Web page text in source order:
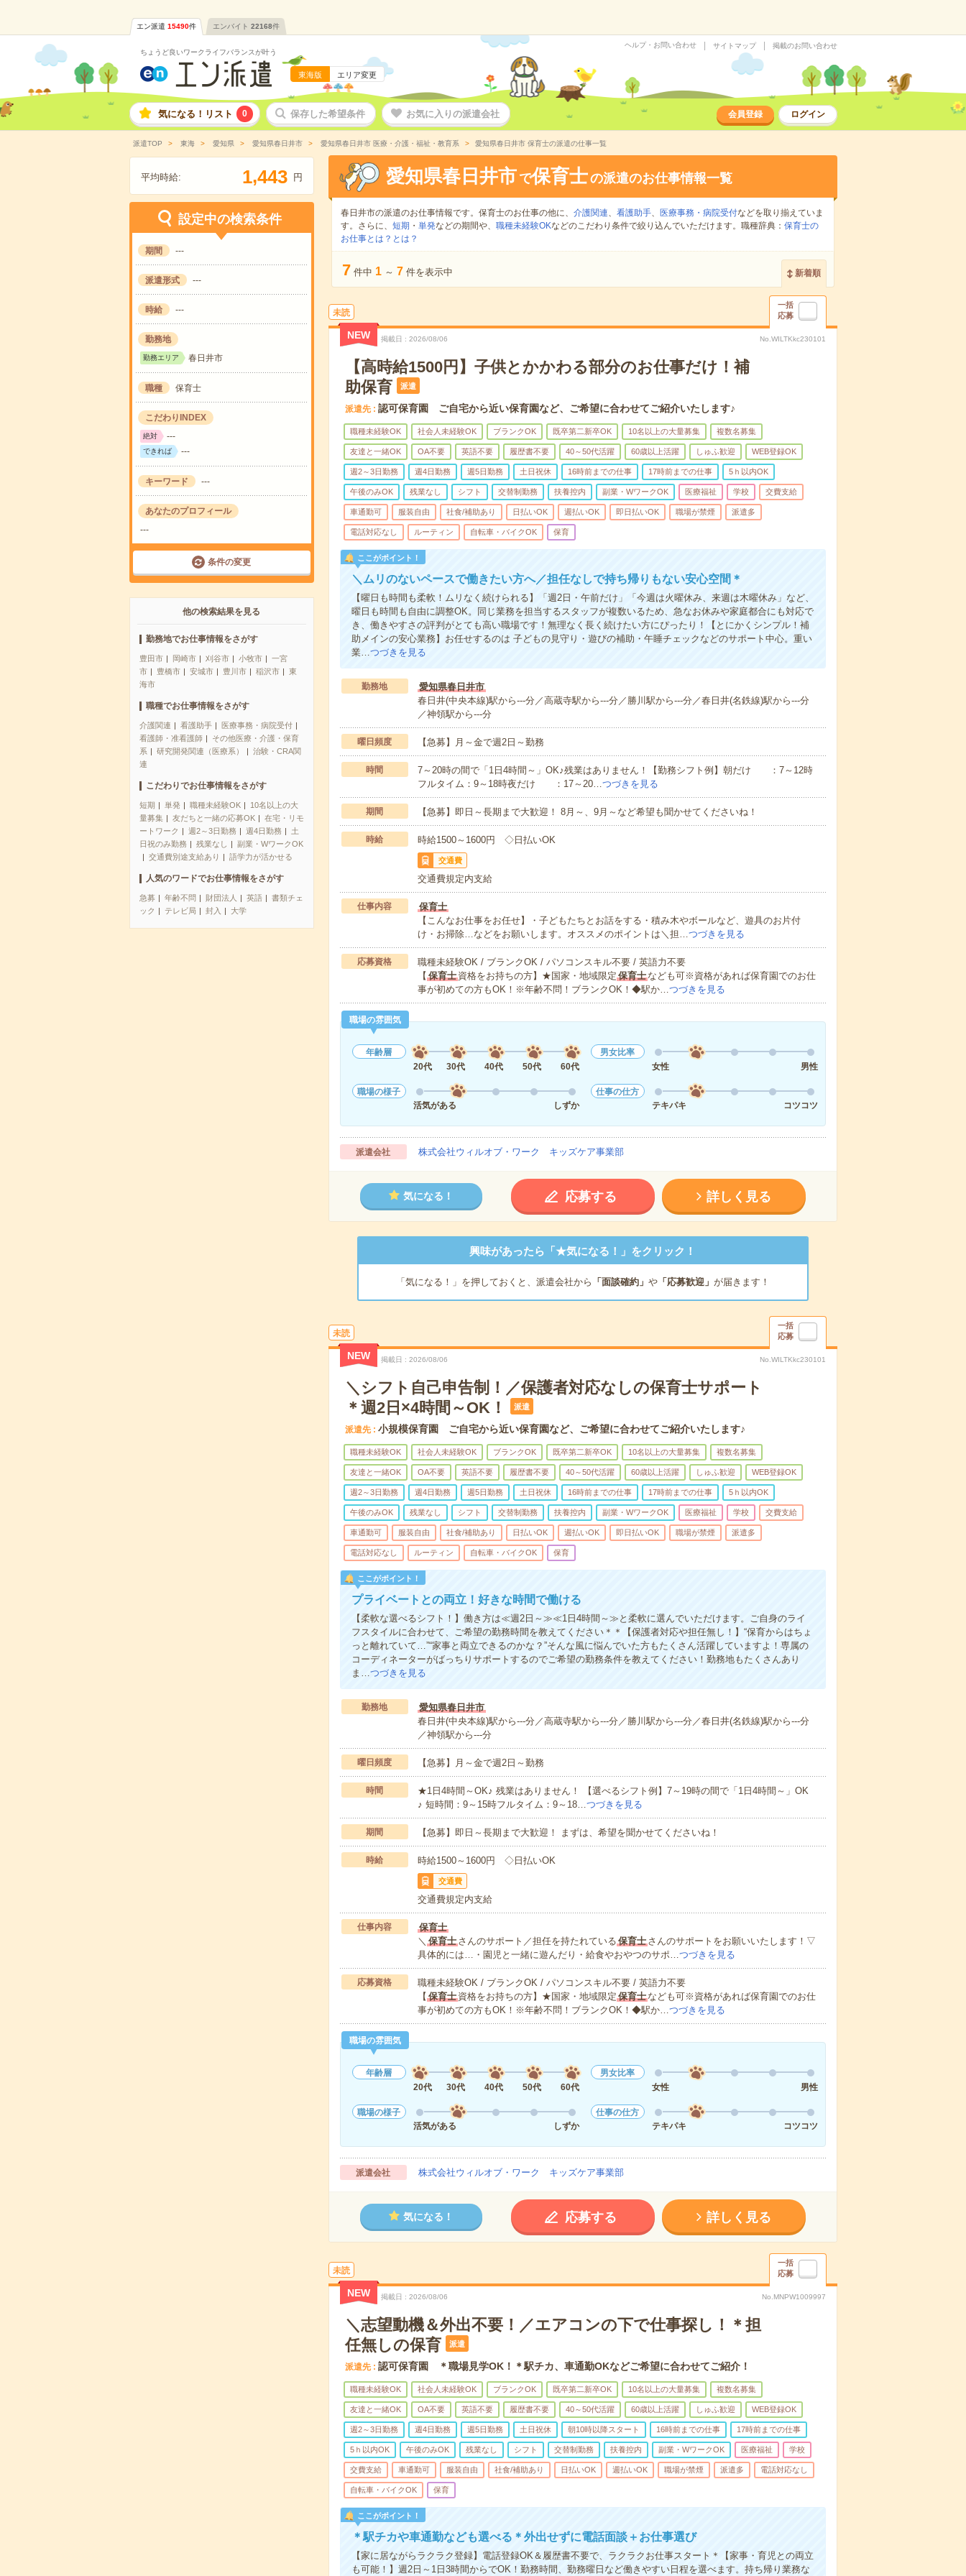
エン派遣 15490件 エンバイト 22168件
ちょうど良いワークライフバランスが叶う
東海版 エリア変更
ヘルプ・お問い合わせ サイトマップ 掲載のお問い合わせ
気になる！リスト 0 保存した希望条件 お気に入りの派遣会社 会員登録 ログイン
派遣TOP 東海 愛知県 愛知県春日井市 愛知県春日井市 医療・介護・福祉・教育系 愛知県春日井市 保育士の派遣の仕事一覧
平均時給: 1,443 円
設定中の検索条件
期間 ---
派遣形式 ---
時給 ---
勤務地
勤務エリア 春日井市
職種 保育士
こだわりINDEX
絶対 ---
できれば ---
キーワード ---
あなたのプロフィール
---
条件の変更
他の検索結果を見る
勤務地でお仕事情報をさがす
豊田市 岡崎市 刈谷市 小牧市
一宮
市
豊橋市 安城市 豊川市 稲沢市
東
海市
職種でお仕事情報をさがす
介護関連 看護助手
医療事務・病院受付
看護師・准看護師
その他医療・介護・保育
系
研究開発関連（医療系）
治験・CRA関
連
こだわりでお仕事情報をさがす
短期 単発 職種未経験OK
10名以上の大
量募集
友だちと一緒の応募OK
在宅・リモ
ートワーク
週2～3日勤務 週4日勤務
土
日祝のみ勤務
残業なし
副業・WワークOK
交通費別途支給あり
語学力が活かせる
人気のワードでお仕事情報をさがす
急募 年齢不問 財団法人 英語
書類チェ
ック
テレビ局 封入 大学
愛知県春日井市 で保育士の派遣のお仕事情報一覧
春日井市の派遣のお仕事情報です。保育士のお仕事の他に、 介護関連、 看護助手、 医療事務・病院受付などを取り揃えていま
す。さらに、 短期 ・ 単発などの期間や、 職種未経験OKなどのこだわり条件で絞り込んでいただけます。職種辞典： 保育士の
お仕事とは？とは？
7 件中 1 ～ 7 件を表示中 新着順
未読
一括
応募
NEW 掲載日 2026/08/06 No.WILTKkc230101
【高時給1500円】子供とかかわる部分のお仕事だけ！補
助保育
派遣
派遣先 認可保育園 ご自宅から近い保育園など、ご希望に合わせてご紹介いたします♪
職種未経験OK 社会人未経験OK ブランクOK 既卒第二新卒OK 10名以上の大量募集 複数名募集
友達と一緒OK OA不要 英語不要 履歴書不要 40～50代活躍 60歳以上活躍 しゅふ歓迎 WEB登録OK
週2～3日勤務 週4日勤務 週5日勤務 土日祝休 16時前までの仕事 17時前までの仕事 5ｈ以内OK
午後のみOK 残業なし シフト 交替制勤務 扶養控内 副業・WワークOK 医療福祉 学校 交費支給
車通勤可 服装自由 社食/補助あり 日払いOK 週払いOK 即日払いOK 職場が禁煙 派遣多
電話対応なし ルーティン 自転車・バイクOK 保育
ここがポイント！
＼ムリのないペースで働きたい方へ／担任なしで持ち帰りもない安心空間＊
【曜日も時間も柔軟！ムリなく続けられる】「週2日・午前だけ」「今週は火曜休み、来週は木曜休み」など、
曜日も時間も自由に調整OK。同じ業務を担当するスタッフが複数いるため、急なお休みや家庭都合にも対応で
き、働きやすさの評判がとても高い職場です！無理なく長く続けたい方にぴったり！【とにかくシンプル！補
助メインの安心業務】お任せするのは 子どもの見守り・遊びの補助・午睡チェックなどのサポート中心。重い
業…つづきを見る
勤務地
愛知県春日井市
春日井(中央本線)駅から---分／高蔵寺駅から---分／勝川駅から---分／春日井(名鉄線)駅から---分
／神領駅から---分
曜日頻度 【急募】月～金で週2日～勤務
時間
7～20時の間で「1日4時間～」OK♪残業はありません！【勤務シフト例】朝だけ ：7～12時
フルタイム：9～18時夜だけ ：17～20…つづきを見る
期間 【急募】即日～長期まで大歓迎！ 8月～、9月～など希望も聞かせてくださいね！
時給 時給1500～1600円 ◇日払いOK
交通費
交通費規定内支給
仕事内容
保育士
【こんなお仕事をお任せ】・子どもたちとお話をする・積み木やボールなど、遊具のお片付
け・お掃除…などをお願いします。オススメのポイントは＼担…つづきを見る
応募資格
職種未経験OK / ブランクOK / パソコンスキル不要 / 英語力不要
【 保育士資格をお持ちの方】★国家・地域限定保育士なども可※資格があれば保育園でのお仕
事が初めての方もOK！※年齢不問！ブランクOK！◆駅か…つづきを見る
職場の雰囲気
年齢層
20代
30代 40代 50代 60代
男女比率
女性
男性
職場の様子
活気がある
しずか
仕事の仕方
テキパキ
コツコツ
派遣会社 株式会社ウィルオブ・ワーク キッズケア事業部
気になる！ 応募する 詳しく見る
興味があったら「★気になる！」をクリック！
「気になる！」を押しておくと、派遣会社から 「面談確約」 や「応募歓迎」 が届きます！
未読
一括
応募
NEW 掲載日 2026/08/06 No.WILTKkc230101
＼シフト自己申告制！／保護者対応なしの保育士サポート
＊週2日×4時間～OK！
派遣
派遣先 小規模保育園 ご自宅から近い保育園など、ご希望に合わせてご紹介いたします♪
職種未経験OK 社会人未経験OK ブランクOK 既卒第二新卒OK 10名以上の大量募集 複数名募集
友達と一緒OK OA不要 英語不要 履歴書不要 40～50代活躍 60歳以上活躍 しゅふ歓迎 WEB登録OK
週2～3日勤務 週4日勤務 週5日勤務 土日祝休 16時前までの仕事 17時前までの仕事 5ｈ以内OK
午後のみOK 残業なし シフト 交替制勤務 扶養控内 副業・WワークOK 医療福祉 学校 交費支給
車通勤可 服装自由 社食/補助あり 日払いOK 週払いOK 即日払いOK 職場が禁煙 派遣多
電話対応なし ルーティン 自転車・バイクOK 保育
ここがポイント！
プライベートとの両立！好きな時間で働ける
【柔軟な選べるシフト！】働き方は≪週2日～≫≪1日4時間～≫と柔軟に選んでいただけます。ご自身のライ
フスタイルに合わせて、ご希望の勤務時間を教えてください＊＊【保護者対応や担任無し！】“保育からはちょ
っと離れていて…”“家事と両立できるのかな？”そんな風に悩んでいた方もたくさん活躍していますよ！専属の
コーディネーターがばっちりサポートするのでご希望の勤務条件を教えてください！勤務地もたくさんあり
ま…つづきを見る
勤務地
愛知県春日井市
春日井(中央本線)駅から---分／高蔵寺駅から---分／勝川駅から---分／春日井(名鉄線)駅から---分
／神領駅から---分
曜日頻度 【急募】月～金で週2日～勤務
時間
★1日4時間～OK♪ 残業はありません！ 【選べるシフト例】7～19時の間で「1日4時間～」OK
♪ 短時間：9～15時フルタイム：9～18…つづきを見る
期間 【急募】即日～長期まで大歓迎！ まずは、希望を聞かせてくださいね！
時給 時給1500～1600円 ◇日払いOK
交通費
交通費規定内支給
仕事内容
保育士
＼ 保育士さんのサポート／担任を持たれている保育士さんのサポートをお願いいたします！▽
具体的には…・園児と一緒に遊んだり・給食やおやつのサポ…つづきを見る
応募資格
職種未経験OK / ブランクOK / パソコンスキル不要 / 英語力不要
【 保育士資格をお持ちの方】★国家・地域限定保育士なども可※資格があれば保育園でのお仕
事が初めての方もOK！※年齢不問！ブランクOK！◆駅か…つづきを見る
職場の雰囲気
年齢層
20代
30代 40代 50代 60代
男女比率
女性
男性
職場の様子
活気がある
しずか
仕事の仕方
テキパキ
コツコツ
派遣会社 株式会社ウィルオブ・ワーク キッズケア事業部
気になる！ 応募する 詳しく見る
未読
一括
応募
NEW 掲載日 2026/08/06 No.MNPW1009997
＼志望動機＆外出不要！／エアコンの下で仕事探し！＊担
任無しの保育
派遣
派遣先 認可保育園 ＊職場見学OK！＊駅チカ、車通勤OKなどご希望に合わせてご紹介！
職種未経験OK 社会人未経験OK ブランクOK 既卒第二新卒OK 10名以上の大量募集 複数名募集
友達と一緒OK OA不要 英語不要 履歴書不要 40～50代活躍 60歳以上活躍 しゅふ歓迎 WEB登録OK
週2～3日勤務 週4日勤務 週5日勤務 土日祝休 朝10時以降スタート 16時前までの仕事 17時前までの仕事
5ｈ以内OK 午後のみOK 残業なし シフト 交替制勤務 扶養控内 副業・WワークOK 医療福祉 学校
交費支給 車通勤可 服装自由 社食/補助あり 日払いOK 週払いOK 職場が禁煙 派遣多 電話対応なし
自転車・バイクOK 保育
ここがポイント！
＊駅チカや車通勤なども選べる＊外出せずに電話面談＋お仕事選び
【家に居ながらラクラク登録】電話登録OK＆履歴書不要で、ラクラクお仕事スタート＊【家事・育児との両立
も可能！】週2日～1日3時間からでOK！勤務時間、勤務曜日など働きやすい日程を選べます。持ち帰り業務な